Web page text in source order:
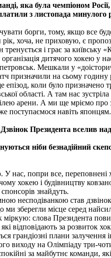
яка була чемпіоном
з листопада минулого
борги, тому, якщо все
хоча, не приховую, є
і грає за київську
дитячого хокею у
Мешкали у
призначили на сьому годину
коли було призначено
області. А там нас
арени. А ми ще мріємо про
поступаємося навіть японцям.
Дзвінок Президента вселив
ніби безнадійний
нас, попри все, переповнені
хокею і будівництву
знайдуть.
несподіванкою став
зберегли місце серед
міркую: слова Президента
відповідають за розвиток
грандіозні плани залучення
виходу на Олімпіаду три-
за майбутнє команди,